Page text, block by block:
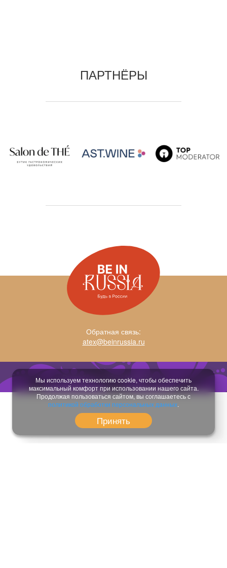
ПАРТНЁРЫ
Обратная связь:
atex@beinrussia.ru
Разработка сайта:temeshov.ru
Мы используем технологию cookie, чтобы обеспечить
максимальный комфорт при использовании нашего сайта.
Продолжая пользоваться сайтом, вы соглашаетесь с
политикой обработки персональных данных.
Принять